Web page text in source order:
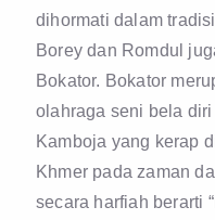
dihormati dalam
Borey dan Romdul
Bokator. Bokator
olahraga seni bela
Kamboja yang kerap
Khmer pada zaman
secara harfiah berarti